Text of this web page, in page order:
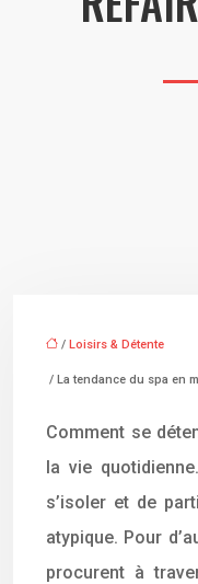
/ Loisirs & Détente
/ La tendance du spa en
Comment se
la vie
s’isoler et de
atypique. Pour
procurent à